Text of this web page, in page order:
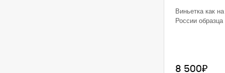
Виньетка как
России образца
8 500₽